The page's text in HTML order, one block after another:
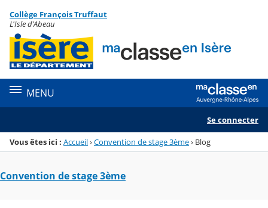
Menu de la rubrique
Contenu
Collège François Truffaut
L'Isle d'Abeau
MENU
Se connecter
Vous êtes ici : Accueil›Convention de stage 3ème› Blog
Convention de stage 3ème